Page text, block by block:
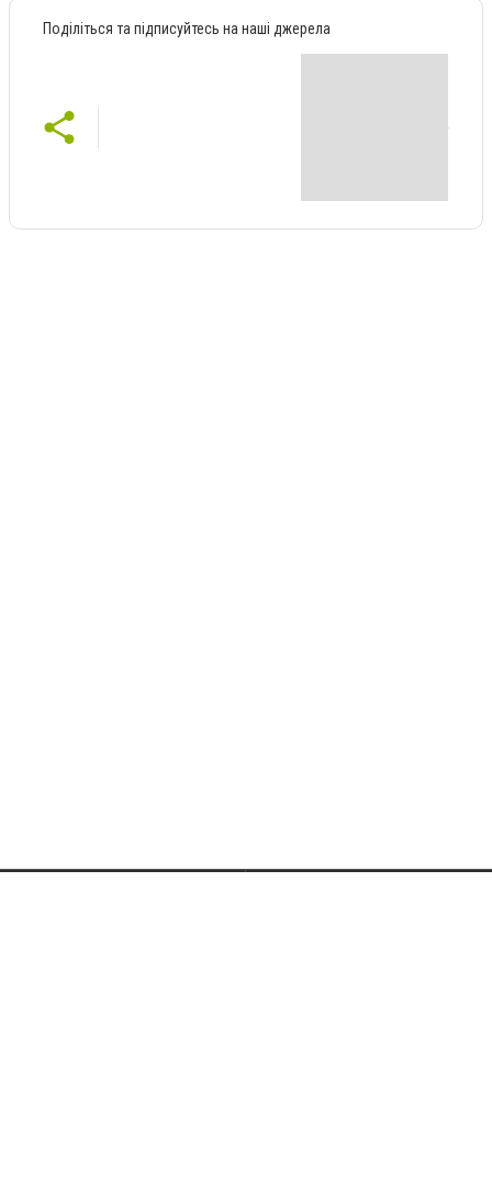
Поділіться та підписуйтесь на наші джерела